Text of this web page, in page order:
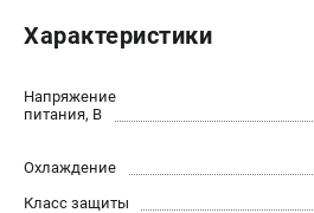
Генераторы дизельные
Генераторы сварочные
ПОЛЕЗНЫЕ СТАТЬИ
Как выбрать краскопульт?
Характеристики
Напряжение
питания, В
Охлаждение
Класс защиты